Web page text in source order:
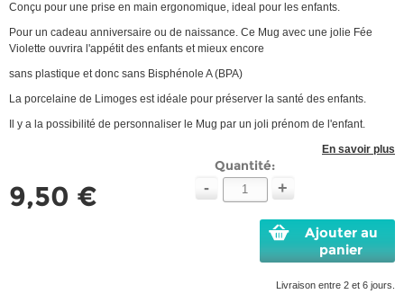
Conçu pour une prise en main ergonomique, ideal pour les enfants.
Pour un cadeau anniversaire ou de naissance. Ce Mug avec une jolie Fée
Violette ouvrira l'appétit des enfants et mieux encore
sans plastique et donc sans Bisphénole A (BPA)
La porcelaine de Limoges est idéale pour préserver la santé des enfants.
Il y a la possibilité de personnaliser le Mug par un joli prénom de l'enfant.
En savoir plus
9,50 €
Quantité:
- +
Ajouter au
panier
Livraison entre 2 et 6 jours.